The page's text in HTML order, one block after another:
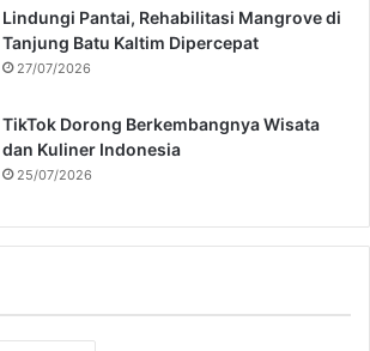
Lindungi Pantai, Rehabilitasi Mangrove di
Tanjung Batu Kaltim Dipercepat
27/07/2026
TikTok Dorong Berkembangnya Wisata
dan Kuliner Indonesia
25/07/2026